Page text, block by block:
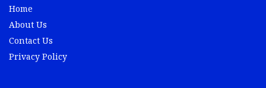
Home
About Us
Contact Us
Privacy Policy